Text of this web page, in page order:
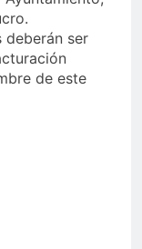
ser
de este